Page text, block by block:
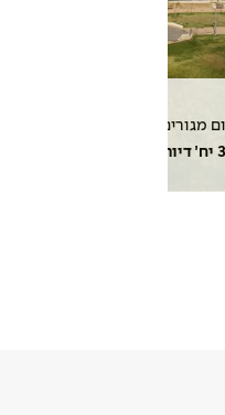
מגורים
יח׳ דיור